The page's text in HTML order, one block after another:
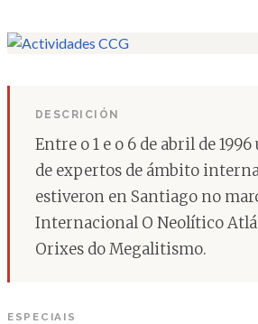
DESCRICIÓN
Entre o 1 e o 6 de abril de
de expertos de ámbito
estiveron en Santiago no
Internacional O Neolítico
Orixes do Megalitismo.
ESPECIAIS